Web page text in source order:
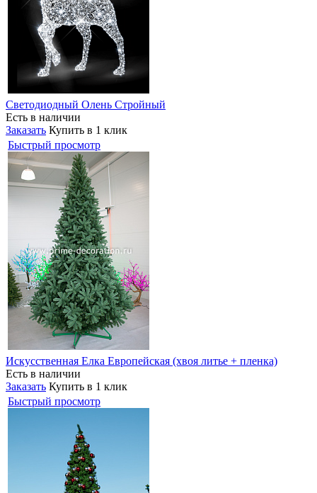
Светодиодный Олень Стройный
Есть в наличии
Заказать Купить в 1 клик
Быстрый просмотр
Искусственная Елка Европейская (хвоя литье + пленка)
Есть в наличии
Заказать Купить в 1 клик
Быстрый просмотр